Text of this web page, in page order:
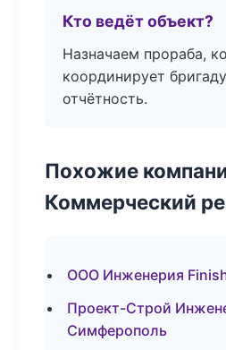
Кто ведёт объект?
Назначаем прораба,
координирует
отчётность.
Похожие
Коммерческий
ООО Инженерия
Проект-Строй
Симферополь